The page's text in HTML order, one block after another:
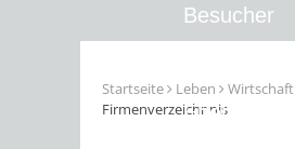
Besucher
Erleben
Startseite Leben
Wirtschaft
Firmenverzeichnnis